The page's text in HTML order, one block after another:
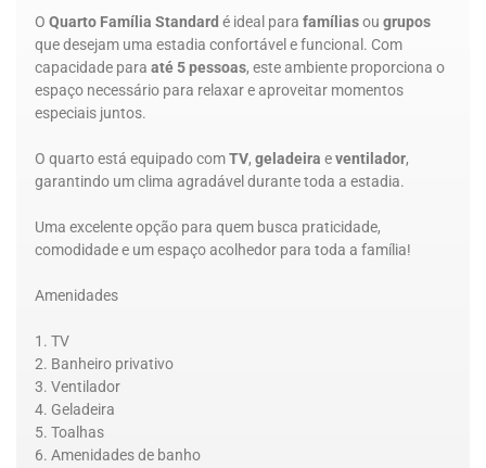
O Quarto Família Standard é ideal para famíliasou grupos
que desejam uma estadia confortável e funcional. Com
capacidade para até 5 pessoas, este ambiente proporciona o
espaço necessário para relaxar e aproveitar momentos
especiais juntos.
O quarto está equipado comTV, geladeira eventilador,
garantindo um clima agradável durante toda a estadia.
Uma excelente opção para quem busca praticidade,
comodidade e um espaço acolhedor para toda a família!
Amenidades
TV
Banheiro privativo
Ventilador
Geladeira
Toalhas
Amenidades de banho